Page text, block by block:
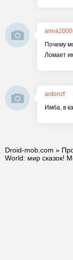
Почему
Ломает
antonzf
Имба, в
Droid-mob.com »
World: мир сказок!